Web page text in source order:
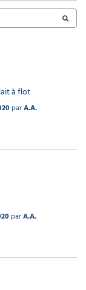
à flot
parA.A.
parA.A.